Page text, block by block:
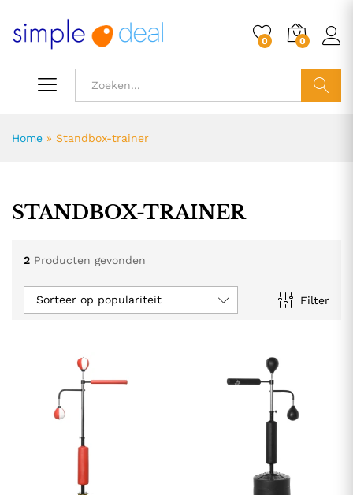
0 0
Home » Standbox-trainer
STANDBOX-TRAINER
2 Producten gevonden
Filter
Sorteer op populariteit